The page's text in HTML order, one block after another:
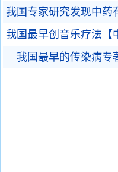
我国专家研究发现中药
我国最早创音乐疗法【
—我国最早的传染病专